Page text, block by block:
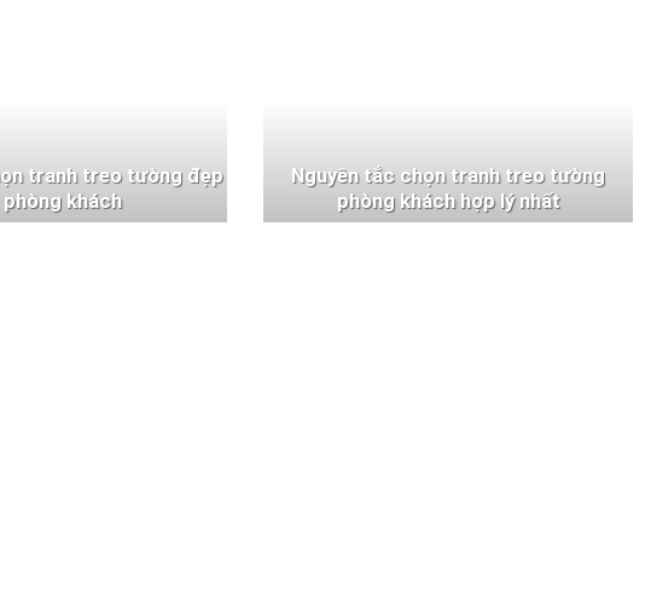
tranh treo tường đẹp
khách
Nguyên tắc chọn tranh treo tường
phòng khách hợp lý nhất